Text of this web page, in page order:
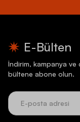
E-Bülten
İndirim, kampanya
bültene abone olun.